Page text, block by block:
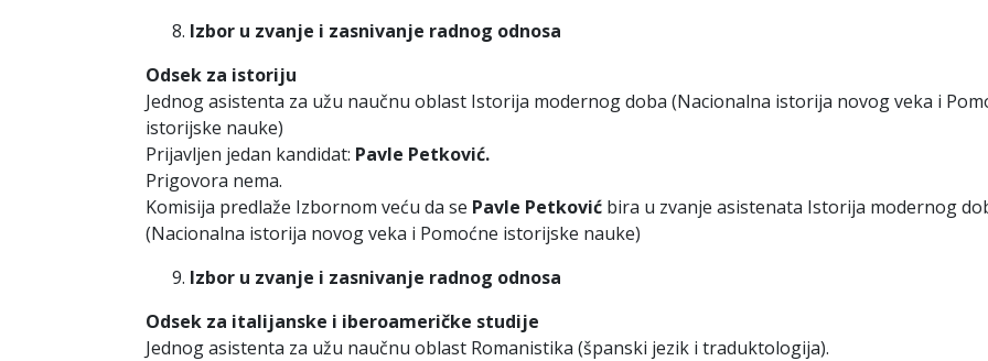
Izbor u zvanje i zasnivanje radnog odnosa
Odsek za istoriju
Jednog asistenta za užu naučnu oblast Istorija modernog doba (Nacionalna istorija novog veka i
istorijske nauke)
Prijavljen jedan kandidat: Pavle Petković.
Prigovora nema.
Komisija predlaže Izbornom veću da se Pavle Petković bira u zvanje asistenata Istorija modernog
(Nacionalna istorija novog veka i Pomoćne istorijske nauke)
Izbor u zvanje i zasnivanje radnog odnosa
Odsek za italijanske i iberoameričke studije
Jednog asistenta za užu naučnu oblast Romanistika (španski jezik i traduktologija).